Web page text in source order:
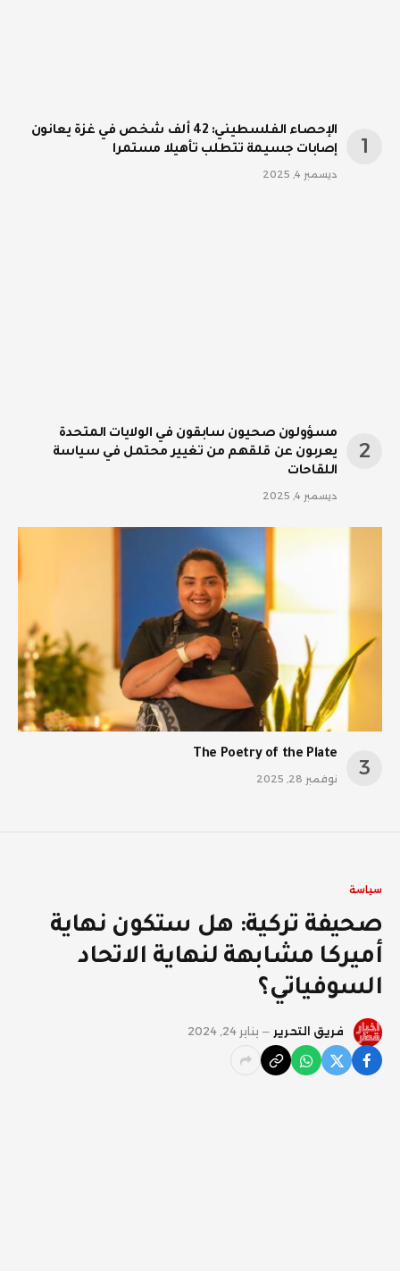
الإحصاء الفلسطيني: 42 ألف شخص في غزة يعانون
إصابات جسيمة تتطلب تأهيلا مستمرا
ديسمبر 4, 2025
مسؤولون صحيون سابقون في الولايات المتحدة
يعربون عن قلقهم من تغيير محتمل في سياسة
اللقاحات
ديسمبر 4, 2025
The Poetry of the Plate
نوفمبر 28, 2025
سياسة
صحيفة تركية: هل ستكون نهاية
أميركا مشابهة لنهاية الاتحاد
السوفياتي؟
فريق التحرير يناير 24, 2024